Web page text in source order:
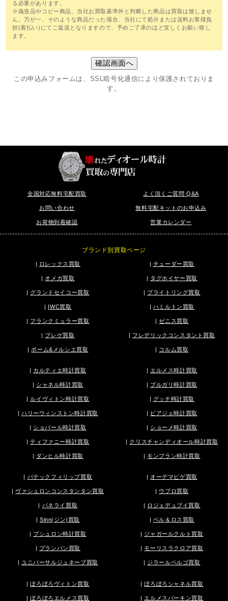
る必要があります。
※偽造品やコピー商品、当社お買取基準外と判断した商品は買取は致しませ
ん。万が一、そのような商品だった場合、当社にて処分または送料お客様負
担(着払い)にてご返送となりますので、予めご了承のほど宜しくお願い致し
ます。
この申込みフォームは、SSL暗号化通信により保護されておりま
す。
全国対応無料宅配買取 よく頂くご質問 Q&A
お問い合わせ 無料宅配キットのお申込み
お荷物到着確認 営業カレンダー
ブランド別買取ページ
ロレックス買取 チューダー買取
オメガ買取 タグホイヤー買取
| グランドセイコー買取 | ブライトリング買取
| IWC買取 | ハミルトン買取
| フランクミュラー買取 |ゼニス買取
| ブレゲ買取 | フレデリックコンスタント買取
| ボーム&メルシエ買取 | コルム買取
カルティエ時計買取 エルメス時計買取
シャネル時計買取 ブルガリ時計買取
ルイヴィトン時計買取 グッチ時計買取
ハリーウィンストン時計買取 ピアジェ時計買取
| ショパール時計買取 | ショーメ時計買取
|ティファニー時計買取 | クリスチャンディオール時計買取
| ダンヒル時計買取 |モンブラン時計買取
パテックフィリップ買取 オーデマピゲ買取
ヴァシュロンコンスタンタン買取 ウブロ買取
パネライ買取 ロジェデュブイ買取
Sinn(ジン)買取 ベル＆ロス買取
ブシュロン時計買取 ジャガールクルト買取
ブランパン買取 |モーリスラクロア買取
ユニバーサルジュネーブ買取 ジラールペルゴ買取
|ぼろぼろヴィトン買取 |ぼろぼろシャネル買取
|ぼろぼろエルメス買取 | エルメスバーキン買取